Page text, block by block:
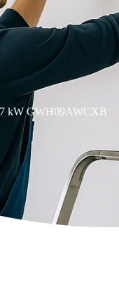
kW GWH09AWCXB